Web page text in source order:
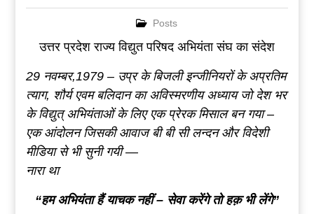
Posts
उत्तर प्रदेश राज्य विद्युत परिषद अभियंता संघ का संदेश
29 नवम्बर,1979 – उप्र के बिजली इन्जीनियरों के अप्रतिम
त्याग, शौर्य एवम बलिदान का अविस्मरणीय अध्याय जो देश भर
के विद्युत् अभियंताओं के लिए एक प्रेरक मिसाल बन गया –
एक आंदोलन जिसकी आवाज बी बी सी लन्दन और विदेशी
मीडिया से भी सुनी गयी —
नारा था
“हम अभियंता हैं याचक नहीं – सेवा करेंगे तो हक़ भी लेंगे”